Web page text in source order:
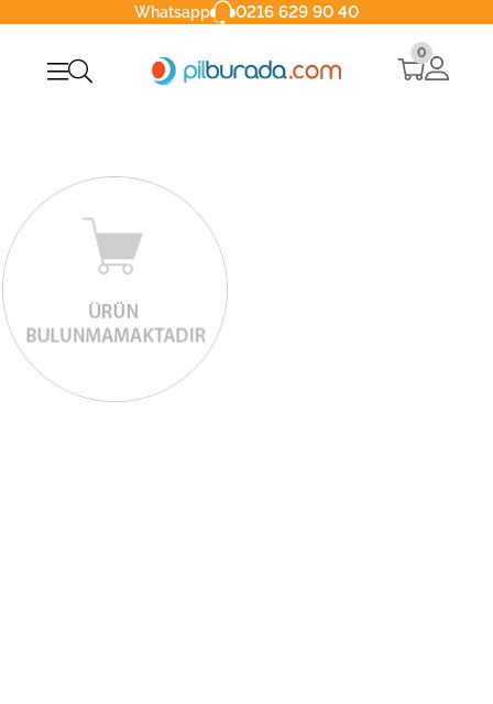
Whatsapp 0216 629 90 40
0